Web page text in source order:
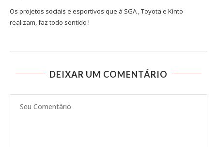
Os projetos sociais e esportivos que á SGA , Toyota e Kinto
realizam, faz todo sentido !
DEIXAR UM COMENTÁRIO